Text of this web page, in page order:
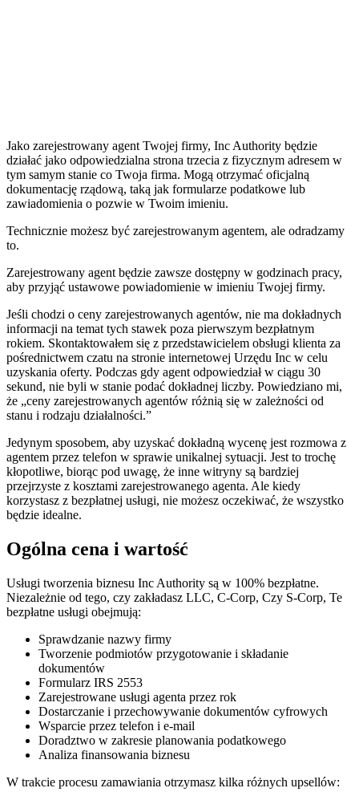
Jako zarejestrowany agent Twojej firmy, Inc Authority będzie
działać jako odpowiedzialna strona trzecia z fizycznym adresem w
tym samym stanie co Twoja firma. Mogą otrzymać oficjalną
dokumentację rządową, taką jak formularze podatkowe lub
zawiadomienia o pozwie w Twoim imieniu.
Technicznie możesz być zarejestrowanym agentem, ale odradzamy
to.
Zarejestrowany agent będzie zawsze dostępny w godzinach pracy,
aby przyjąć ustawowe powiadomienie w imieniu Twojej firmy.
Jeśli chodzi o ceny zarejestrowanych agentów, nie ma dokładnych
informacji na temat tych stawek poza pierwszym bezpłatnym
rokiem. Skontaktowałem się z przedstawicielem obsługi klienta za
pośrednictwem czatu na stronie internetowej Urzędu Inc w celu
uzyskania oferty. Podczas gdy agent odpowiedział w ciągu 30
sekund, nie byli w stanie podać dokładnej liczby. Powiedziano mi,
że „ceny zarejestrowanych agentów różnią się w zależności od
stanu i rodzaju działalności.”
Jedynym sposobem, aby uzyskać dokładną wycenę jest rozmowa z
agentem przez telefon w sprawie unikalnej sytuacji. Jest to trochę
kłopotliwe, biorąc pod uwagę, że inne witryny są bardziej
przejrzyste z kosztami zarejestrowanego agenta. Ale kiedy
korzystasz z bezpłatnej usługi, nie możesz oczekiwać, że wszystko
będzie idealne.
Ogólna cena i wartość
Usługi tworzenia biznesu Inc Authority są w 100% bezpłatne.
Niezależnie od tego, czy zakładasz LLC, C-Corp, Czy S-Corp, Te
bezpłatne usługi obejmują:
Sprawdzanie nazwy firmy
Tworzenie podmiotów przygotowanie i składanie
dokumentów
Formularz IRS 2553
Zarejestrowane usługi agenta przez rok
Dostarczanie i przechowywanie dokumentów cyfrowych
Wsparcie przez telefon i e-mail
Doradztwo w zakresie planowania podatkowego
Analiza finansowania biznesu
W trakcie procesu zamawiania otrzymasz kilka różnych upsellów: